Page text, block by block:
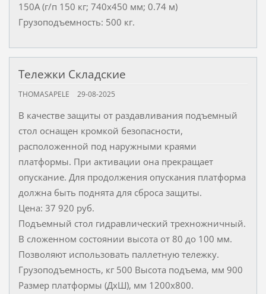
150A (г/п 150 кг; 740x450 мм; 0.74 м)
Грузоподъемность: 500 кг.
Тележки Складские
THOMASAPELE 29-08-2025
В качестве защиты от раздавливания подъемный
стол оснащен кромкой безопасности,
расположенной под наружными краями
платформы. При активации она прекращает
опускание. Для продолжения опускания платформа
должна быть поднята для сброса защиты.
Цена: 37 920 руб.
Подъемный стол гидравлический трехножничный.
В сложенном состоянии высота от 80 до 100 мм.
Позволяют использовать паллетную тележку.
Грузоподъемность, кг 500 Высота подъема, мм 900
Размер платформы (ДхШ), мм 1200x800.